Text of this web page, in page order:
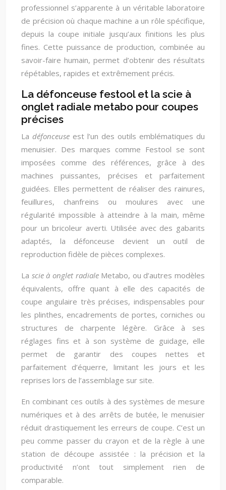
professionnel s’apparente à un véritable laboratoire
de précision où chaque machine a un rôle spécifique,
depuis la coupe initiale jusqu’aux finitions les plus
fines. Cette puissance de production, combinée au
savoir-faire humain, permet d’obtenir des résultats
répétables, rapides et extrêmement précis.
La défonceuse festool et la scie à
onglet radiale metabo pour coupes
précises
La défonceuse est l’un des outils emblématiques du
menuisier. Des marques comme Festool se sont
imposées comme des références, grâce à des
machines puissantes, précises et parfaitement
guidées. Elles permettent de réaliser des rainures,
feuillures, chanfreins ou moulures avec une
régularité impossible à atteindre à la main, même
pour un bricoleur averti. Utilisée avec des gabarits
adaptés, la défonceuse devient un outil de
reproduction fidèle de pièces complexes.
La scie à onglet radialeMetabo, ou d’autres modèles
équivalents, offre quant à elle des capacités de
coupe angulaire très précises, indispensables pour
les plinthes, encadrements de portes, corniches ou
structures de charpente légère. Grâce à ses
réglages fins et à son système de guidage, elle
permet de garantir des coupes nettes et
parfaitement d’équerre, limitant les jours et les
reprises lors de l’assemblage sur site.
En combinant ces outils à des systèmes de mesure
numériques et à des arrêts de butée, le menuisier
réduit drastiquement les erreurs de coupe. C’est un
peu comme passer du crayon et de la règle à une
station de découpe assistée : la précision et la
productivité n’ont tout simplement rien de
comparable.